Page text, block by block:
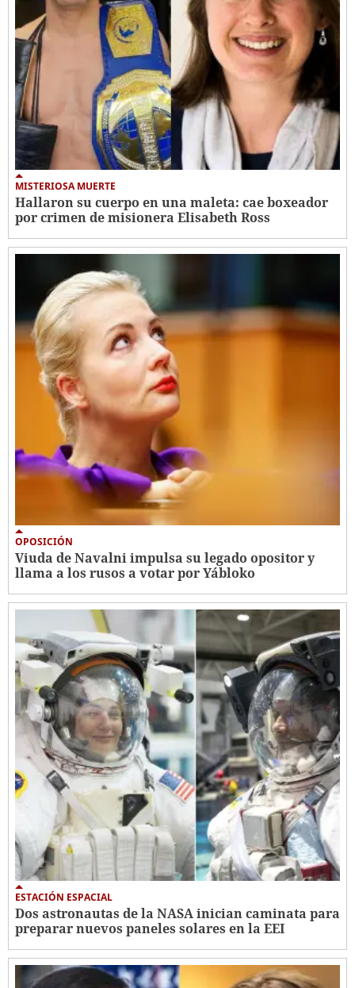
MISTERIOSA MUERTE
Hallaron su cuerpo en una maleta: cae boxeador
por crimen de misionera Elisabeth Ross
OPOSICIÓN
Viuda de Navalni impulsa su legado opositor y
llama a los rusos a votar por Yábloko
ESTACIÓN ESPACIAL
Dos astronautas de la NASA inician caminata para
preparar nuevos paneles solares en la EEI